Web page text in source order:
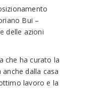
Bui –
delle azioni
che ha curato la
dalla casa
lavoro e la